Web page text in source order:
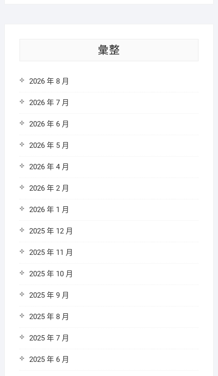
彙整
2026 年 8 月
2026 年 7 月
2026 年 6 月
2026 年 5 月
2026 年 4 月
2026 年 2 月
2026 年 1 月
2025 年 12 月
2025 年 11 月
2025 年 10 月
2025 年 9 月
2025 年 8 月
2025 年 7 月
2025 年 6 月